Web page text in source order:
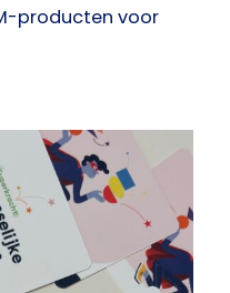
producten voor